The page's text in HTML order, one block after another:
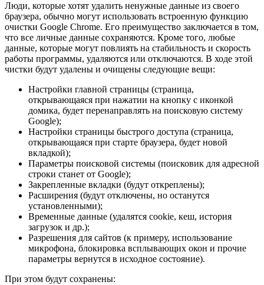
Люди, которые хотят удалить ненужные данные из своего
браузера, обычно могут использовать встроенную функцию
очистки Google Chrome. Его преимущество заключается в том,
что все личные данные сохраняются. Кроме того, любые
данные, которые могут повлиять на стабильность и скорость
работы программы, удаляются или отключаются. В ходе этой
чистки будут удалены и очищены следующие вещи:
Настройки главной страницы (страница,
открывающаяся при нажатии на кнопку с иконкой
домика, будет перенаправлять на поисковую систему
Google);
Настройки страницы быстрого доступа (страница,
открывающаяся при старте браузера, будет новой
вкладкой);
Параметры поисковой системы (поисковик для адресной
строки станет от Google);
Закрепленные вкладки (будут откреплены);
Расширения (будут отключены, но останутся
установленными);
Временные данные (удалятся cookie, кеш, история
загрузок и др.);
Разрешения для сайтов (к примеру, использование
микрофона, блокировка всплывающих окон и прочие
параметры вернутся в исходное состояние).
При этом будут сохранены: